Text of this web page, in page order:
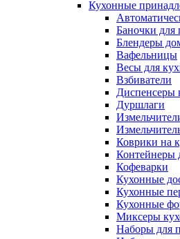
Кухонные
Баночки для
Блендеры
Вафельницы
Весы для
Взбиватели
Диспенсеры
Дуршлаги
Коврики на
Контейнеры
Кофеварки
Кухонные
Кухонные
Кухонные
Миксеры
Наборы для